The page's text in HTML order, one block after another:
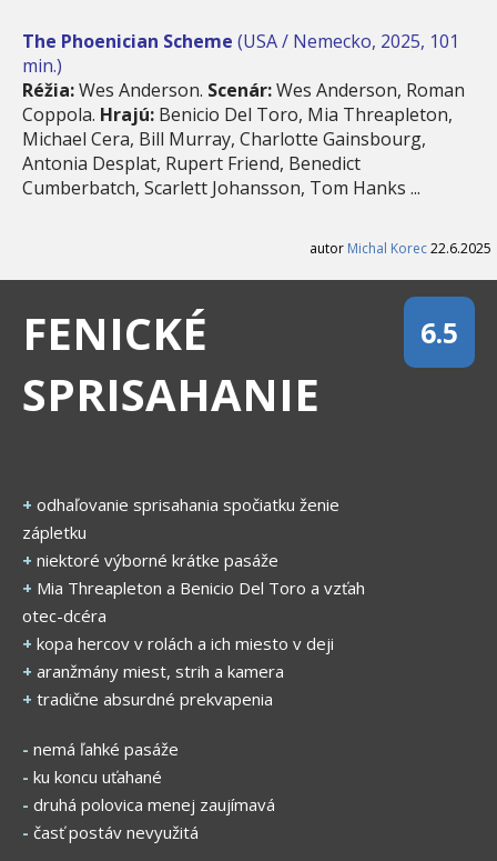
The Phoenician Scheme (USA / Nemecko, 2025, 101
min.)
Réžia:Wes Anderson. Scenár:Wes Anderson, Roman
Coppola. Hrajú: Benicio Del Toro, Mia Threapleton,
Michael Cera, Bill Murray, Charlotte Gainsbourg,
Antonia Desplat, Rupert Friend, Benedict
Cumberbatch, Scarlett Johansson, Tom Hanks ...
autor Michal Korec22.6.2025
6.5
FENICKÉ
SPRISAHANIE
+ odhaľovanie sprisahania spočiatku ženie
zápletku
+ niektoré výborné krátke pasáže
+ Mia Threapleton a Benicio Del Toro a vzťah
otec-dcéra
+ kopa hercov v rolách a ich miesto v deji
+ aranžmány miest, strih a kamera
+ tradične absurdné prekvapenia
- nemá ľahké pasáže
- ku koncu uťahané
- druhá polovica menej zaujímavá
- časť postáv nevyužitá